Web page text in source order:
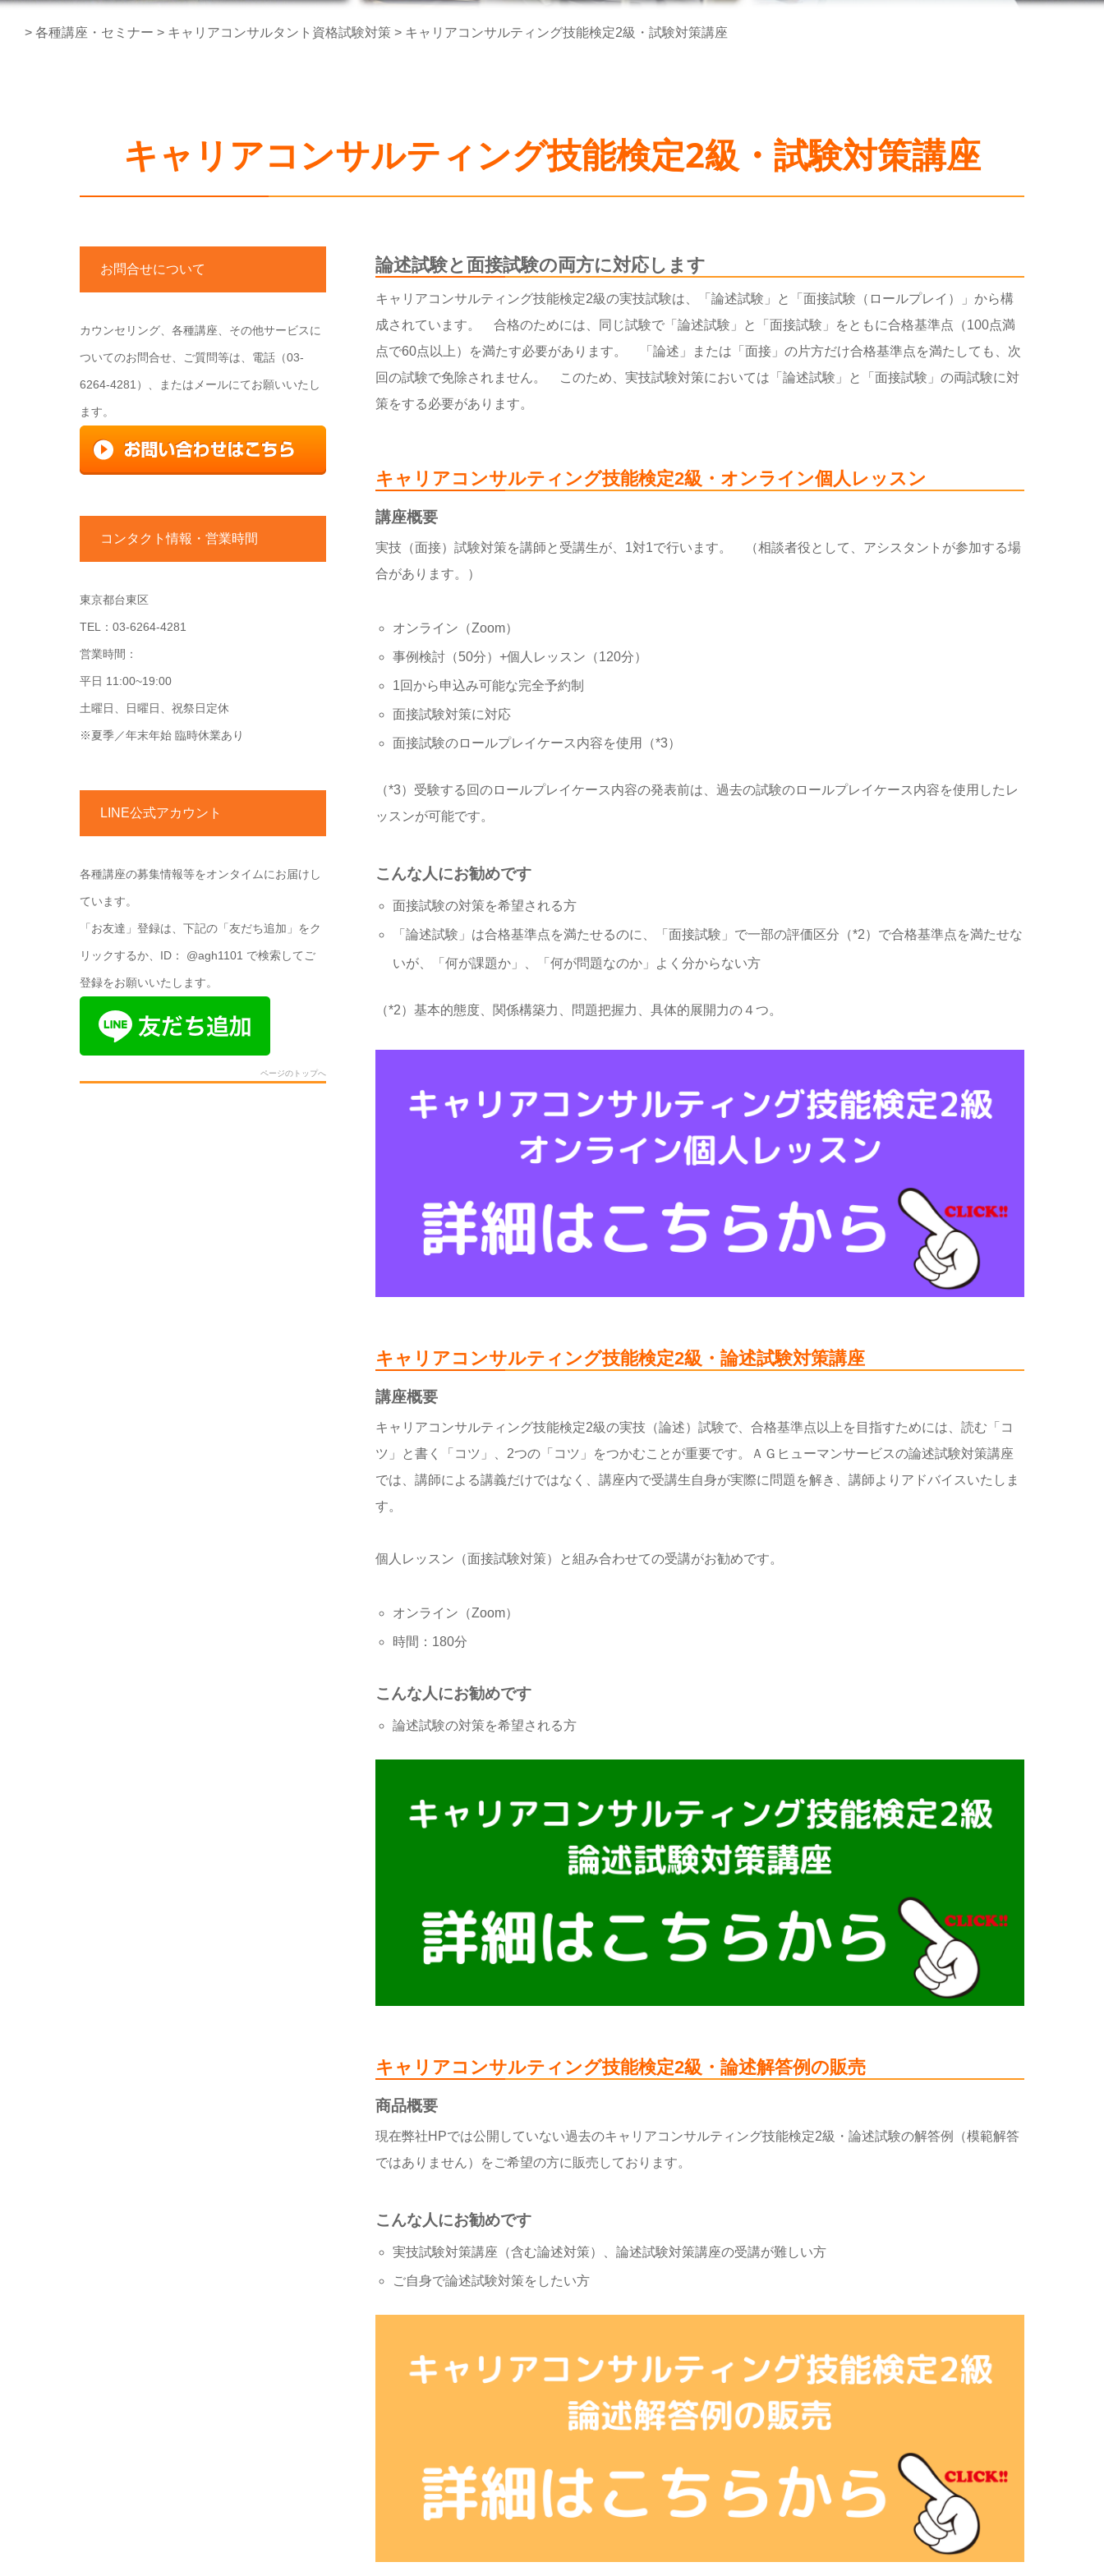
> 各種講座・セミナー > キャリアコンサルタント資格試験対策 > キャリアコンサルティング技能検定2級・試験対策講座
キャリアコンサルティング技能検定2級・試験対策講座
論述試験と面接試験の両方に対応します
キャリアコンサルティング技能検定2級の実技試験は、「論述試験」と「面接試験（ロールプレイ）」から構
成されています。 合格のためには、同じ試験で「論述試験」と「面接試験」をともに合格基準点（100点満
点で60点以上）を満たす必要があります。 「論述」または「面接」の片方だけ合格基準点を満たしても、次
回の試験で免除されません。 このため、実技試験対策においては「論述試験」と「面接試験」の両試験に対
策をする必要があります。
キャリアコンサルティング技能検定2級・オンライン個人レッスン
講座概要
実技（面接）試験対策を講師と受講生が、1対1で行います。 （相談者役として、アシスタントが参加する場
合があります。）
オンライン（Zoom）
事例検討（50分）+個人レッスン（120分）
1回から申込み可能な完全予約制
面接試験対策に対応
面接試験のロールプレイケース内容を使用（*3）
（*3）受験する回のロールプレイケース内容の発表前は、過去の試験のロールプレイケース内容を使用したレ
ッスンが可能です。
こんな人にお勧めです
面接試験の対策を希望される方
「論述試験」は合格基準点を満たせるのに、「面接試験」で一部の評価区分（*2）で合格基準点を満たせな
いが、「何が課題か」、「何が問題なのか」よく分からない方
（*2）基本的態度、関係構築力、問題把握力、具体的展開力の４つ。
キャリアコンサルティング技能検定2級・論述試験対策講座
講座概要
キャリアコンサルティング技能検定2級の実技（論述）試験で、合格基準点以上を目指すためには、読む「コ
ツ」と書く「コツ」、2つの「コツ」をつかむことが重要です。ＡＧヒューマンサービスの論述試験対策講座
では、講師による講義だけではなく、講座内で受講生自身が実際に問題を解き、講師よりアドバイスいたしま
す。
個人レッスン（面接試験対策）と組み合わせての受講がお勧めです。
オンライン（Zoom）
時間：180分
こんな人にお勧めです
論述試験の対策を希望される方
キャリアコンサルティング技能検定2級・論述解答例の販売
商品概要
現在弊社HPでは公開していない過去のキャリアコンサルティング技能検定2級・論述試験の解答例（模範解答
ではありません）をご希望の方に販売しております。
こんな人にお勧めです
実技試験対策講座（含む論述対策）、論述試験対策講座の受講が難しい方
ご自身で論述試験対策をしたい方
お問合せについて
カウンセリング、各種講座、その他サービスに
ついてのお問合せ、ご質問等は、電話（03-
6264-4281）、またはメールにてお願いいたし
ます。
コンタクト情報・営業時間
東京都台東区
TEL：03-6264-4281
営業時間：
平日 11:00~19:00
土曜日、日曜日、祝祭日定休
※夏季／年末年始 臨時休業あり
LINE公式アカウント
各種講座の募集情報等をオンタイムにお届けし
ています。
「お友達」登録は、下記の「友だち追加」をク
リックするか、ID： @agh1101 で検索してご
登録をお願いいたします。
ページのトップへ